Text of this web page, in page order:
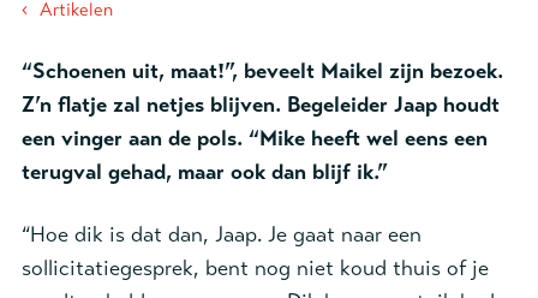
‹ Artikelen
“Schoenen uit, maat!”, beveelt Maikel zijn bezoek.
Z’n flatje zal netjes blijven. Begeleider Jaap houdt
een vinger aan de pols. “Mike heeft wel eens een
terugval gehad, maar ook dan blijf ik.”
“Hoe dik is dat dan, Jaap. Je gaat naar een
sollicitatiegesprek, bent nog niet koud thuis of je